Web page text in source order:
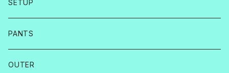
SETUP
PANTS
OUTER